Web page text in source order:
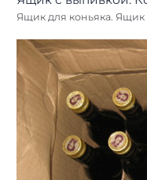
Ящик для коньяка. Ящик